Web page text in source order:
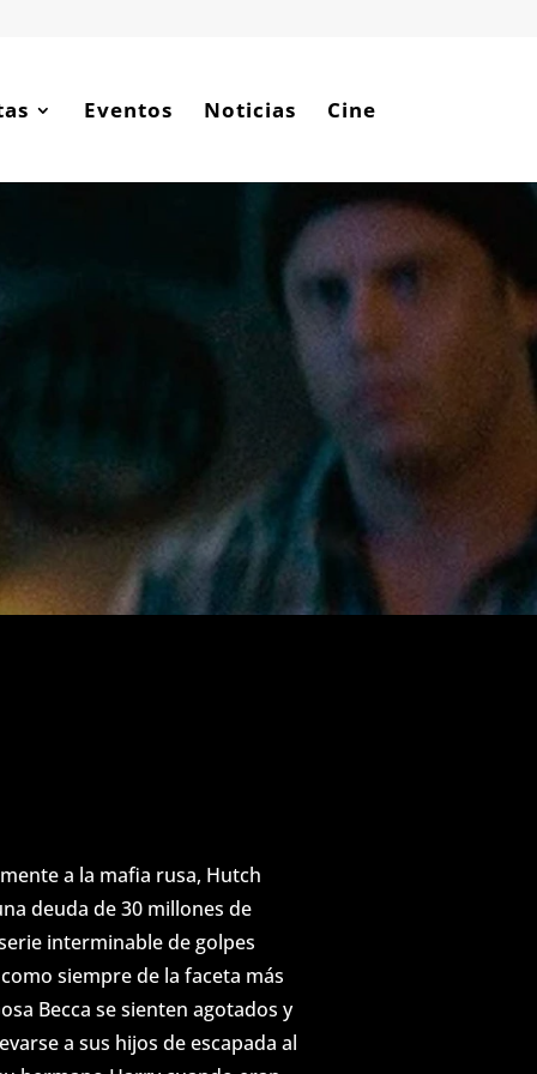
Eventos Noticias Cine
a la mafia rusa, Hutch
deuda de 30 millones de
interminable de golpes
siempre de la faceta más
Becca se sienten agotados y
a sus hijos de escapada al